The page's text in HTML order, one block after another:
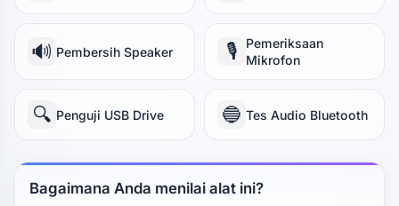
🔊 Pembersih Speaker 🎙️
Pemeriksaan
Mikrofon
🔍 Penguji USB Drive 🔵 Tes Audio Bluetooth
Bagaimana Anda menilai alat ini?